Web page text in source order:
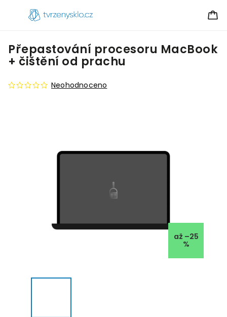
Přepastování procesoru MacBook
+ čištění od prachu
Neohodnoceno
až –25
%